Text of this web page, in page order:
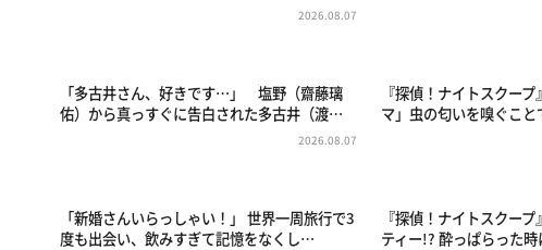
2026.08.07
「多古井さん、好きです…」 塩野（齋藤璃
佑）から真っすぐに告白された多古井（渡…
2026.08.07
『探偵！ナイトスクー
マ」虫の匂いを嗅ぐこ
「新婚さんいらっしゃい！」 世界一周旅行で3
度も出会い、飲みすぎて記憶をなくし…
『探偵！ナイトスクー
ティー!? 酔っぱらった